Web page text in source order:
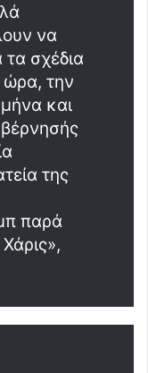
να
σχέδια
ώρα, την
και
της
παρά
Χάρις»,